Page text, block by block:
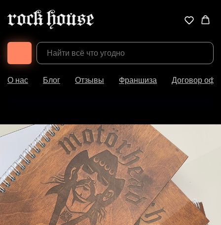
О нас Блог Отзывы Франшиза Договор